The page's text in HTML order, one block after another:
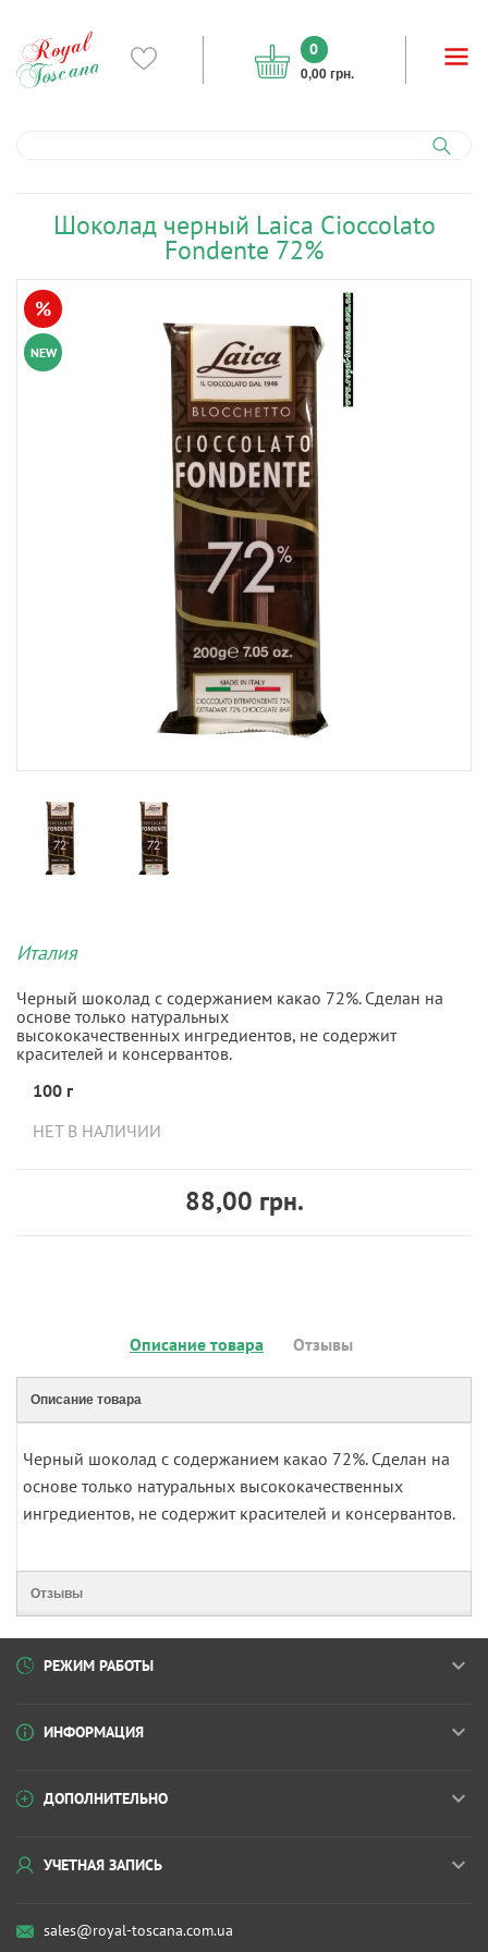
0
0,00 грн.
Шоколад черный Laica Cioccolato
Fondente 72%
NEW
%
Италия
Черный шоколад с содержанием какао 72%. Сделан на
основе только натуральных
высококачественных ингредиентов, не содержит
красителей и консервантов.
100 г
НЕТ В НАЛИЧИИ
88,00 грн.
Описание товара Отзывы
Описание товара
Черный шоколад с содержанием какао 72%. Сделан на
основе только натуральных высококачественных
ингредиентов, не содержит красителей и консервантов.
Отзывы
РЕЖИМ РАБОТЫ
ИНФОРМАЦИЯ
ДОПОЛНИТЕЛЬНО
УЧЕТНАЯ ЗАПИСЬ
sales@royal-toscana.com.ua